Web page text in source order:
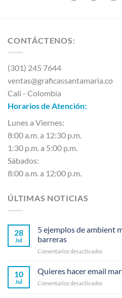
CONTÁCTENOS:
(301) 245 7644
ventas@graficassantamaria.co
Cali - Colombia
Horarios de Atención:
Lunes a Viernes:
8:00 a.m. a 12:30 p.m.
1:30 p.m. a 5:00 p.m.
Sábados:
8:00 a.m. a 12:00 p.m.
ÚLTIMAS NOTICIAS
28
Jul
5 ejemplos de ambient
barreras
Comentarios desactivados
de
ambient
10
Jul
Quieres hacer email
Comentarios desactivados